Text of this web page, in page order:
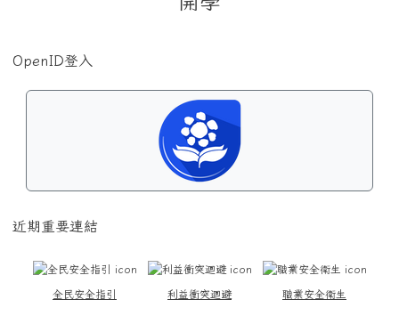
OpenID登入
近期重要連結
全民安全指引 利益衝突迴避 職業安全衛生